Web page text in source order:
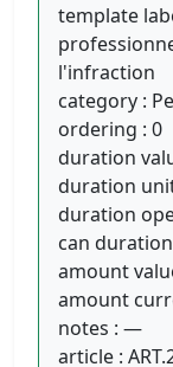
template
l'infraction
category :
ordering : 0
duration
duration
duration
can
amount
amount
notes : —
article :